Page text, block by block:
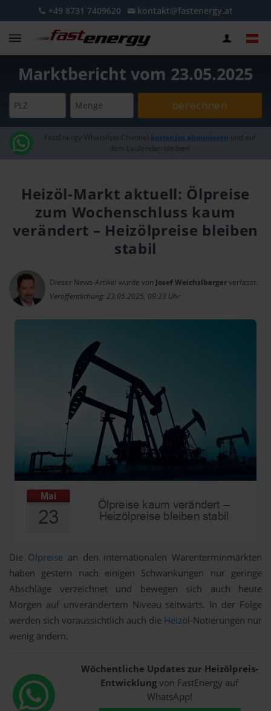
+49 8731 7409620 kontakt@fastenergy.at
Marktbericht vom 23.05.2025
PLZ Menge berechnen
FastEnergy-WhatsApp-Channel kostenlos abonnieren und auf
dem Laufenden bleiben!
Heizöl-Markt aktuell: Ölpreise
zum Wochenschluss kaum
verändert – Heizölpreise bleiben
stabil
Dieser News-Artikel wurde von Josef Weichslbergerverfasst.
Veröffentlichung: 23.05.2025, 09:33 Uhr
Die Ölpreise an den internationalen Warenterminmärkten
haben gestern nach einigen Schwankungen nur geringe
Abschläge verzeichnet und bewegen sich auch heute
Morgen auf unverändertem Niveau seitwärts. In der Folge
werden sich voraussichtlich auch die Heizöl-Notierungen nur
wenig ändern.
Wöchentliche Updates zur Heizölpreis-
Entwicklungvon FastEnergy auf
WhatsApp!